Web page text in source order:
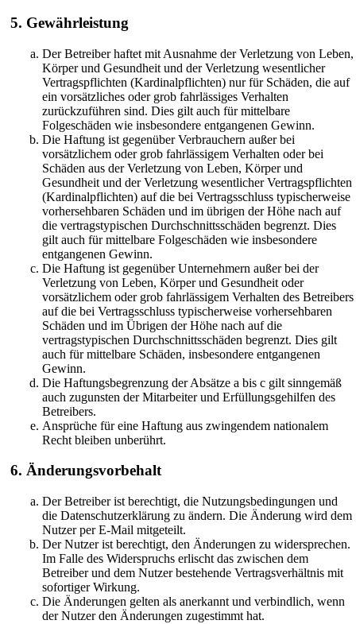
5. Gewährleistung
Der Betreiber haftet mit Ausnahme der Verletzung von Leben,
Körper und Gesundheit und der Verletzung wesentlicher
Vertragspflichten (Kardinalpflichten) nur für Schäden, die auf
ein vorsätzliches oder grob fahrlässiges Verhalten
zurückzuführen sind. Dies gilt auch für mittelbare
Folgeschäden wie insbesondere entgangenen Gewinn.
Die Haftung ist gegenüber Verbrauchern außer bei
vorsätzlichem oder grob fahrlässigem Verhalten oder bei
Schäden aus der Verletzung von Leben, Körper und
Gesundheit und der Verletzung wesentlicher Vertragspflichten
(Kardinalpflichten) auf die bei Vertragsschluss typischerweise
vorhersehbaren Schäden und im übrigen der Höhe nach auf
die vertragstypischen Durchschnittsschäden begrenzt. Dies
gilt auch für mittelbare Folgeschäden wie insbesondere
entgangenen Gewinn.
Die Haftung ist gegenüber Unternehmern außer bei der
Verletzung von Leben, Körper und Gesundheit oder
vorsätzlichem oder grob fahrlässigem Verhalten des Betreibers
auf die bei Vertragsschluss typischerweise vorhersehbaren
Schäden und im Übrigen der Höhe nach auf die
vertragstypischen Durchschnittsschäden begrenzt. Dies gilt
auch für mittelbare Schäden, insbesondere entgangenen
Gewinn.
Die Haftungsbegrenzung der Absätze a bis c gilt sinngemäß
auch zugunsten der Mitarbeiter und Erfüllungsgehilfen des
Betreibers.
Ansprüche für eine Haftung aus zwingendem nationalem
Recht bleiben unberührt.
6. Änderungsvorbehalt
Der Betreiber ist berechtigt, die Nutzungsbedingungen und
die Datenschutzerklärung zu ändern. Die Änderung wird dem
Nutzer per E-Mail mitgeteilt.
Der Nutzer ist berechtigt, den Änderungen zu widersprechen.
Im Falle des Widerspruchs erlischt das zwischen dem
Betreiber und dem Nutzer bestehende Vertragsverhältnis mit
sofortiger Wirkung.
Die Änderungen gelten als anerkannt und verbindlich, wenn
der Nutzer den Änderungen zugestimmt hat.